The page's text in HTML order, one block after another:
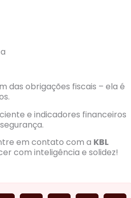
das obrigações fiscais – ela é
e indicadores financeiros
em contato com a KBL
com inteligência e solidez!